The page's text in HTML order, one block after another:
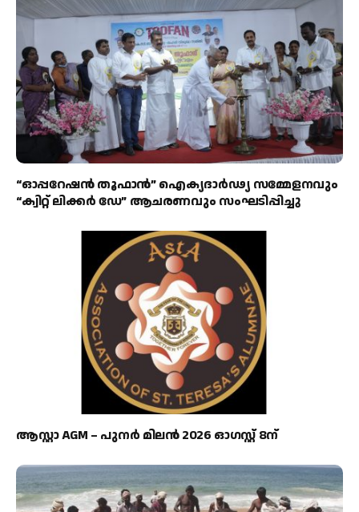
“ഓപ്പറേഷൻ തൂഫാൻ” ഐക്യദാർഢ്യ സമ്മേളനവും
“ക്വിറ്റ് ലിക്കർ ഡേ” ആചരണവും സംഘടിപ്പിച്ചു
ആസ്റ്റാ AGM – പുനർ മിലൻ 2026 ഓഗസ്റ്റ് 8ന്